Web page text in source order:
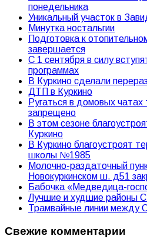
понедельника
Уникальный участок в
Минутка ностальгии
Подготовка к
завершается
С 1 сентября в силу
программах
В Куркино сделали
ДТП в Куркино
Ругаться в домовых
запрещено
В этом сезоне
Куркино
В Куркино благоустроят
школы №1985
Молочно-раздаточный
Новокуркинском ш. д51
Бабочка «Медведица-
Лучшие и худшие районы
Трамвайные линии между
Свежие комментарии